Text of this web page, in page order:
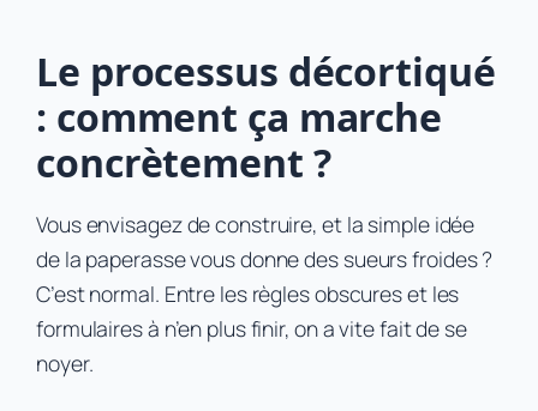
Le processus décortiqué
: comment ça marche
concrètement ?
Vous envisagez de construire, et la simple idée
de la paperasse vous donne des sueurs froides ?
C’est normal. Entre les règles obscures et les
formulaires à n’en plus finir, on a vite fait de se
noyer.